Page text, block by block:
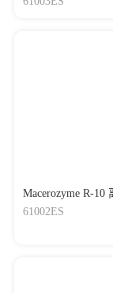
Macerozyme R-10
61002ES